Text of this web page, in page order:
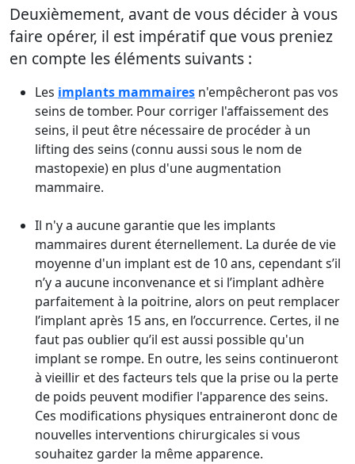
Deuxièmement, avant de vous décider à vous
faire opérer, il est impératif que vous preniez
en compte les éléments suivants :
Les implants mammaires n'empêcheront pas vos
seins de tomber. Pour corriger l'affaissement des
seins, il peut être nécessaire de procéder à un
lifting des seins (connu aussi sous le nom de
mastopexie) en plus d'une augmentation
mammaire.
Il n'y a aucune garantie que les implants
mammaires durent éternellement. La durée de vie
moyenne d'un implant est de 10 ans, cependant s’il
n’y a aucune inconvenance et si l’implant adhère
parfaitement à la poitrine, alors on peut remplacer
l’implant après 15 ans, en l’occurrence. Certes, il ne
faut pas oublier qu’il est aussi possible qu'un
implant se rompe. En outre, les seins continueront
à vieillir et des facteurs tels que la prise ou la perte
de poids peuvent modifier l'apparence des seins.
Ces modifications physiques entraineront donc de
nouvelles interventions chirurgicales si vous
souhaitez garder la même apparence.